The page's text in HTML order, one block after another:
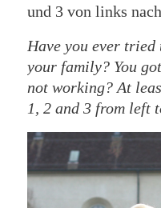
und 3 von links
Have you ever tried
your family? You
not working? At
1, 2 and 3 from left